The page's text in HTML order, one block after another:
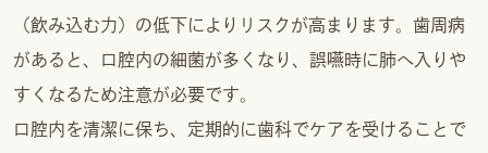
（飲み込む力）の低下によりリスクが高まります。歯周病
があると、口腔内の細菌が多くなり、誤嚥時に肺へ入りや
すくなるため注意が必要です。
口腔内を清潔に保ち、定期的に歯科でケアを受けることで